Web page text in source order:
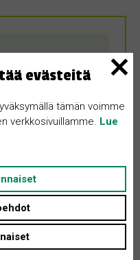
evästeitä
tämän voimme
verkkosivuillamme. Lue